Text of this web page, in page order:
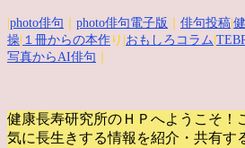
photo俳句 photo俳句電子版 俳句投稿
操 １冊からの本作 り| おもしろコラム
写真からAI俳句
健康長寿研究所のＨＰへようこそ！
気に長生きする情報を紹介・共有す